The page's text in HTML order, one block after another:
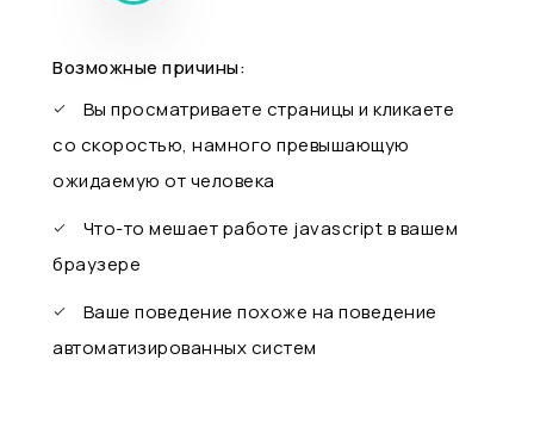
Возможные причины:
Вы просматриваете страницы и кликаете
со скоростью, намного превышающую
ожидаемую от человека
Что-то мешает работе javascript в вашем
браузере
Ваше поведение похоже на поведение
автоматизированных систем